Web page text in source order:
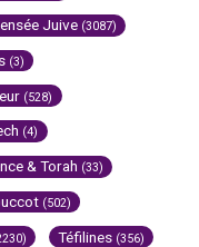
Juive (3087)
(3)
(528)
(4)
& Torah (33)
(502)
Téfilines (356)